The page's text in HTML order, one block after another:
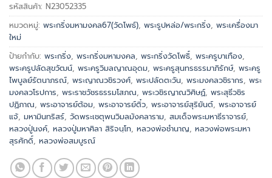
รหัสสินค้า: N23052335
หมวดหมู่: พระกริ่งมหามงคล67(วัดโพธ์), พระรูปหล่อ/พระกริ่ง, พระเครื่องมา
ใหม่
ป้ายกำกับ: พระกริ่ง, พระกริ่งมหามงคล, พระกริ่งวัดโพธิ์, พระครูบาเทือง,
พระครูปลัดสุขวัฒน์, พระครูวิมลญาณอุดม, พระครูสุนทรธรรมาภิรักษ์, พระครู
ไพบูลย์รัตนาภรณ์, พระญาณวชิรวงศ์, พระปลัดตะวัน, พระมงคลวชิรากร, พระ
มงคลวโรปการ, พระราชวัชรธรรมโสภณ, พระวชิรญาณวิศิษฏ์, พระสุธีวชิร
ปฏิภาณ, พระอาจารย์ต้อม, พระอาจารย์ติ๋ว, พระอาจารย์สุริยันต์, พระอาจารย์
แจ้, มหามินทริสร์, วัดพระเชตุพนวิมลมังคลาราม, สมเด็จพระมหาธีราจารย์,
หลวงปู่นงค์, หลวงปู่มหาศิลา สิริจนฺโท, หลวงพ่อชำนาญ, หลวงพ่อพระมหา
สุรศักดิ์, หลวงพ่อสมบูรณ์